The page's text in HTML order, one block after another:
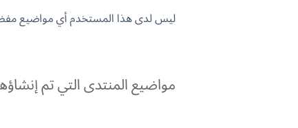
ليس لدى هذا المستخدم أي مواضيع
مواضيع المنتدى التي تم